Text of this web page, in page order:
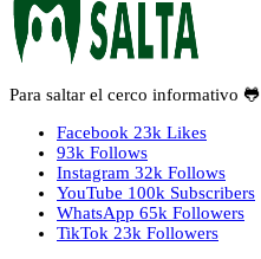
Para saltar el cerco informativo 🐸
Facebook 23k Likes
93k Follows
Instagram 32k Follows
YouTube 100k Subscribers
WhatsApp 65k Followers
TikTok 23k Followers